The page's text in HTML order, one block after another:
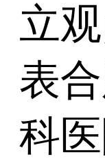
立
表
科